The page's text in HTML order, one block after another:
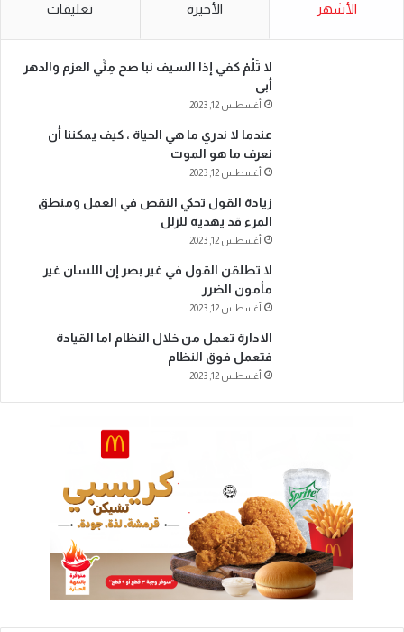
الأشهر الأخيرة تعليقات
لا تَلُمْ كفي إذا السيف نبا صح مِنِّي العزم والدهر
أبى
أغسطس 12, 2023
عندما لا ندري ما هي الحياة ، كيف يمكننا أن
نعرف ما هو الموت
أغسطس 12, 2023
زيادة القول تحكي النقص في العمل ومنطق
المرء قد يهديه للزلل
أغسطس 12, 2023
لا تطلقن القول في غير بصر إن اللسان غير
مأمون الضرر
أغسطس 12, 2023
الادارة تعمل من خلال النظام اما القيادة
فتعمل فوق النظام
أغسطس 12, 2023